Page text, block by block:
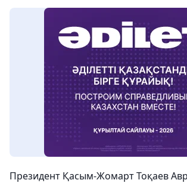
Президент Қасым-Жомарт Тоқаев